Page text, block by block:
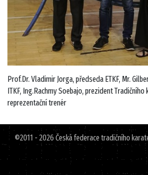
Prof.Dr. Vladimir Jorga, předseda ETKF, Mr.
ITKF, Ing.Rachmy Soebajo, prezident Tradičního
reprezentační trenér
©2011 - 2026 Česká federace tradičního